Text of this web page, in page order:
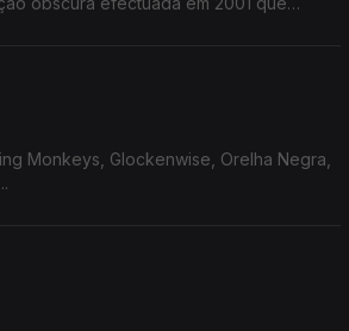
Monkeys, Glockenwise, Orelha Negra,